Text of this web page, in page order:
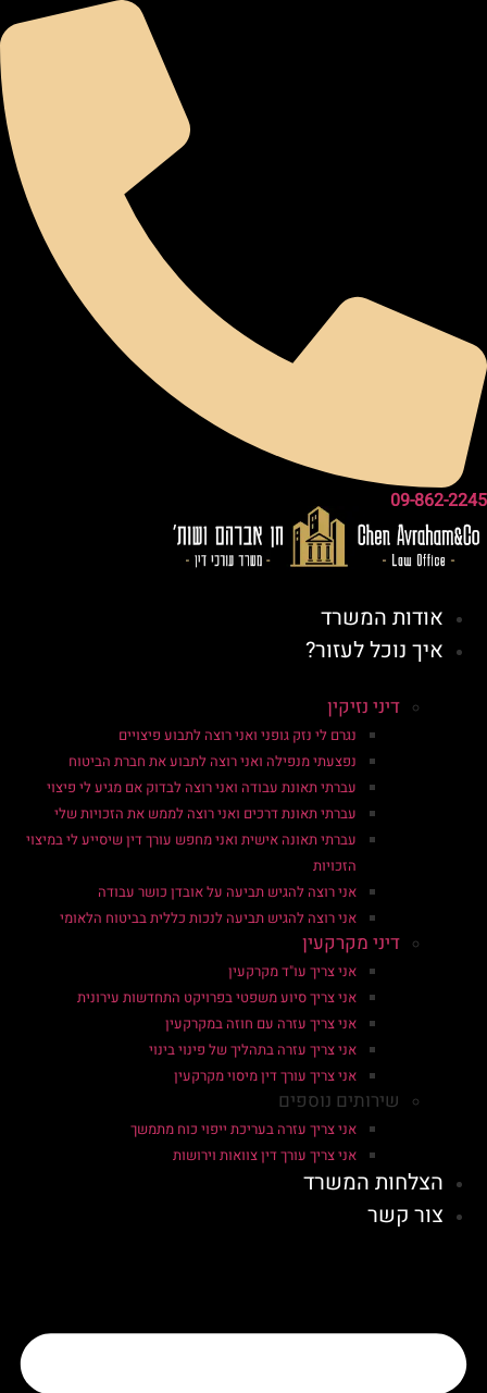
09-862-2245
אודות המשרד
איך נוכל לעזור?
דיני נזיקין
נגרם לי נזק גופני ואני רוצה לתבוע פיצויים
נפצעתי מנפילה ואני רוצה לתבוע את חברת הביטוח
עברתי תאונת עבודה ואני רוצה לבדוק אם מגיע לי פיצוי
עברתי תאונת דרכים ואני רוצה לממש את הזכויות שלי
עברתי תאונה אישית ואני מחפש עורך דין שיסייע לי במיצוי
הזכויות
אני רוצה להגיש תביעה על אובדן כושר עבודה
אני רוצה להגיש תביעה לנכות כללית בביטוח הלאומי
דיני מקרקעין
אני צריך עו"ד מקרקעין
אני צריך סיוע משפטי בפרויקט התחדשות עירונית
אני צריך עזרה עם חוזה במקרקעין
אני צריך עזרה בתהליך של פינוי בינוי
אני צריך עורך דין מיסוי מקרקעין
שירותים נוספים
אני צריך עזרה בעריכת ייפוי כוח מתמשך
אני צריך עורך דין צוואות וירושות
הצלחות המשרד
צור קשר